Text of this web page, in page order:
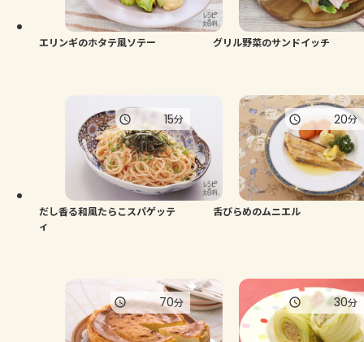
エリンギのホタテ風ソテー グリル野菜のサンドイッチ
だし香る和風たらこスパゲッテ
ィ
15分
舌びらめのムニエル
20分
70分 30分